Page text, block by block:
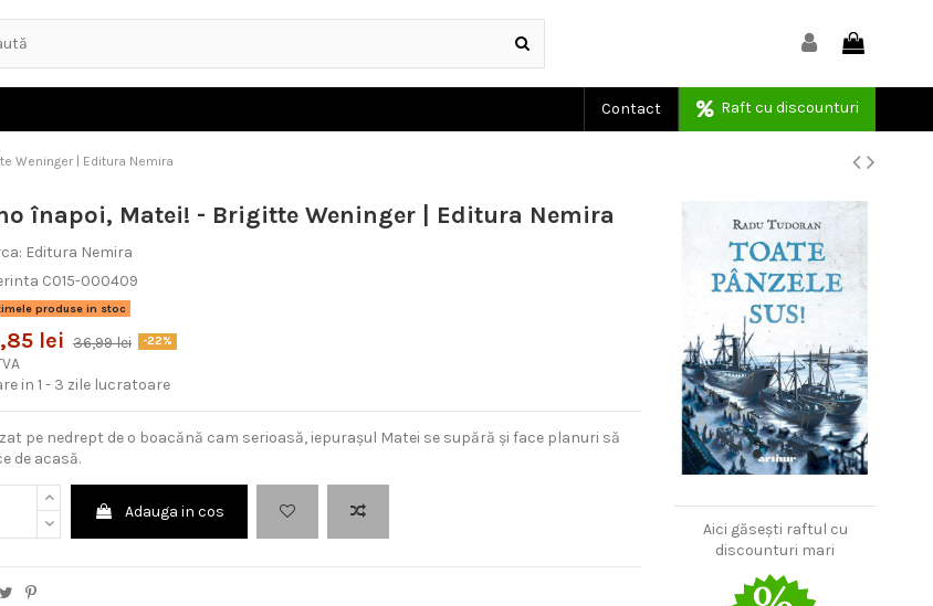
Raft cu discounturi
Contact
Weninger | Editura Nemira
înapoi, Matei! - Brigitte Weninger | Editura Nemira
Editura Nemira
C015-000409
produse in stoc
lei 36,99 lei -22%
in 1 - 3 zile lucratoare
pe nedrept de o boacănă cam serioasă, iepurașul Matei se supără și face planuri să
de acasă.
Adauga in cos
Aici găsești raftul cu
discounturi mari